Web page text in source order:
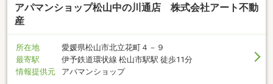
アパマンショップ松山中の川通店 株式会社アート不動
産
所在地
愛媛県松山市北立花町４－９
最寄駅
伊予鉄道環状線 松山市駅駅 徒歩11分
情報提供元
アパマンショップ